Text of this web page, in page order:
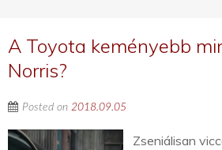
A Toyota keményebb
Norris?
Posted on 2018.09.05
Zseniálisan